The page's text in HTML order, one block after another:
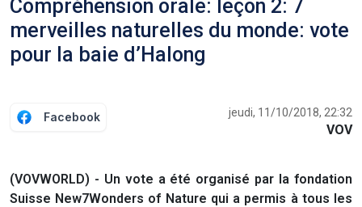
Compréhension orale: leçon 2: 7
merveilles naturelles du monde: vote
pour la baie d’Halong
Facebook jeudi, 11/10/2018, 22:32
VOV
(VOVWORLD) - Un vote a été organisé par la fondation
Suisse New7Wonders of Nature qui a permis à tous les